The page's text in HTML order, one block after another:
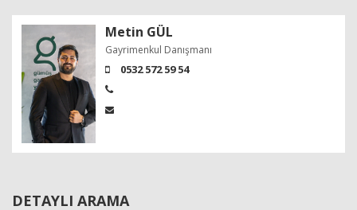
Metin GÜL
Gayrimenkul Danışmanı
0532 572 59 54
DETAYLI ARAMA